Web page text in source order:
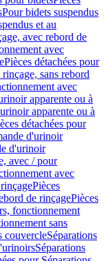
Pour bidets suspendus
et au
avec rebord de
avec
Pièces détachées pour
sans rebord
avec
apparente ou à
apparente ou à
détachées pour
d'urinoir
d'urinoir
avec / pour
avec
Pièces
de rinçagePièces
fonctionnement
sans
couvercleSéparations
Séparations